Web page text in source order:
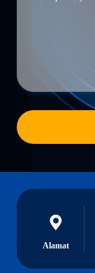
Alamat